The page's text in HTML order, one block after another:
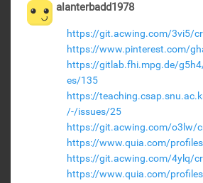
alanterbadd1978
https://git.acwing.com/3vi5/
https://www.pinterest.com/
https://gitlab.fhi.mpg.de/
es/135
https://
/-/issues/25
https://git.acwing.com/o3lw/
https://www.quia.com/
https://git.acwing.com/4ylq/
https://www.quia.com/